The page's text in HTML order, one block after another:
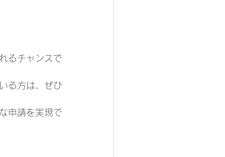
るチャンスで
る方は、ぜひ
申請を実現で